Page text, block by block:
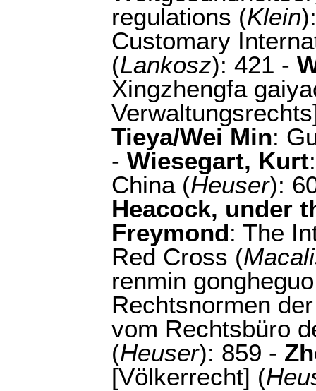
regulations (Klein
Customary
(Lankosz): 421 -
Xingzhengfa
Tieya/Wei Min:
- Wiesegart, Kurt
China (Heuser):
Heacock, under
Freymond: The
Red Cross (
renmin
Rechtsnormen
vom Rechtsbüro
(Heuser): 859 -
[Völkerrecht] (